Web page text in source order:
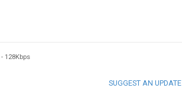
- 128Kbps
SUGGEST AN UPDATE